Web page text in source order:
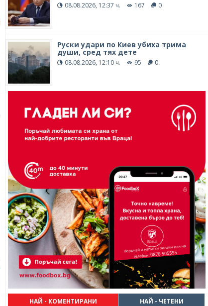
08.08.2026, 12:37 ч. 167 0
Руски удари по Киев убиха трима
души, сред тях дете
08.08.2026, 12:10 ч. 95 0
НАЙ - КОМЕНТИРАНИ НАЙ - ЧЕТЕНИ